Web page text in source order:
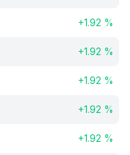
+1.92 %
+1.92 %
+1.92 %
+1.92 %
+1.92 %